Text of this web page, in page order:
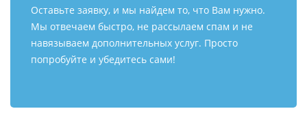
Оставьте заявку, и мы найдем то, что Вам нужно.
Мы отвечаем быстро, не рассылаем спам и не
навязываем дополнительных услуг. Просто
попробуйте и убедитесь сами!